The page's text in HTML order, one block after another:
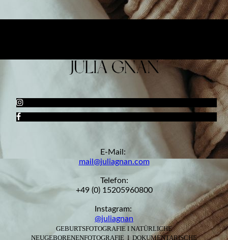
E-Mail:
mail@juliagnan.com
Telefon:
+49 (0) 15205960800
Instagram:
@juliagnan
GEBURTSFOTOGRAFIE I NATÜRLICHE
NEUGEBORENENFOTOGRAFIE I DOKUMENTARISCHE